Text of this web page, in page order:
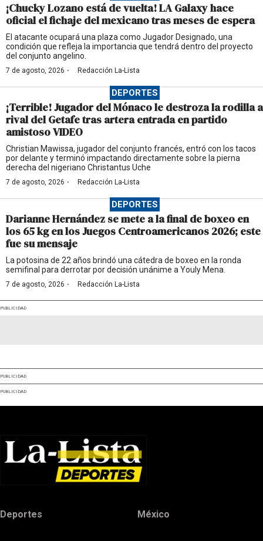
¡Chucky Lozano está de vuelta! LA Galaxy hace
oficial el fichaje del mexicano tras meses de espera
El atacante ocupará una plaza como Jugador Designado, una
condición que refleja la importancia que tendrá dentro del proyecto
del conjunto angelino.
7 de agosto, 2026 · Redacción La-Lista
DEPORTES
¡Terrible! Jugador del Mónaco le destroza la rodilla a
rival del Getafe tras artera entrada en partido
amistoso VIDEO
Christian Mawissa, jugador del conjunto francés, entró con los tacos
por delante y terminó impactando directamente sobre la pierna
derecha del nigeriano Christantus Uche
7 de agosto, 2026 · Redacción La-Lista
DEPORTES
Darianne Hernández se mete a la final de boxeo en
los 65 kg en los Juegos Centroamericanos 2026; este
fue su mensaje
La potosina de 22 años brindó una cátedra de boxeo en la ronda
semifinal para derrotar por decisión unánime a Youly Mena.
7 de agosto, 2026 · Redacción La-Lista
PUBLICIDAD
PUBLICIDAD
PUBLICIDAD
Deportes México